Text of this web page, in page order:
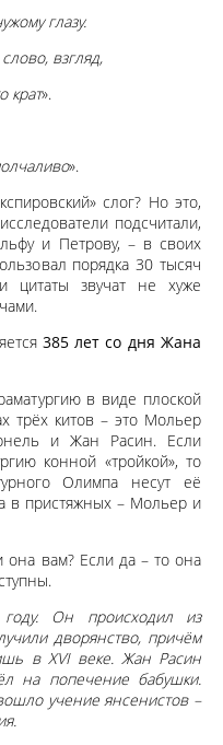
глазу.
взгляд,
крат».
».
слог? Но это,
подсчитали,
и Петрову, – в своих
порядка 30 тысяч
цитаты звучат не хуже
385 лет со дня Жана
в виде плоской
трёх китов – это Мольер
и Жан Расин. Если
конной «тройкой», то
Олимпа несут её
в пристяжных – Мольер и
вам? Если да – то она
Он происходил из
дворянство, причём
в XVI веке. Жан Расин
на попечение бабушки.
учение янсенистов –